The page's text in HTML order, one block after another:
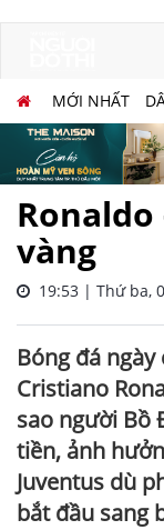
MỚI NHẤT
vàng
19:53 | Thứ ba,
Bóng đá
Cristiano
sao người Bồ
tiền, ảnh
Juventus dù
bắt đầu sang